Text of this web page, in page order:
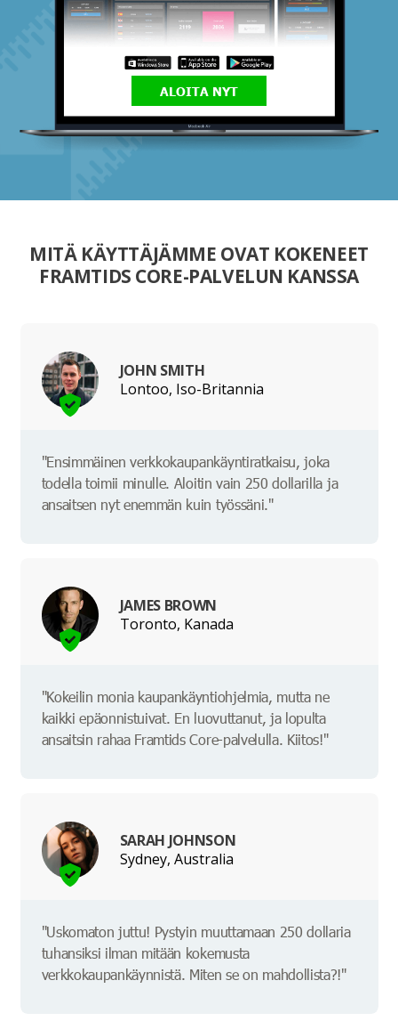
ALOITA NYT
MITÄ KÄYTTÄJÄMME OVAT KOKENEET
FRAMTIDS CORE-PALVELUN KANSSA
JOHN SMITH
Lontoo, Iso-Britannia
"Ensimmäinen verkkokaupankäyntiratkaisu, joka
todella toimii minulle. Aloitin vain 250 dollarilla ja
ansaitsen nyt enemmän kuin työssäni."
JAMES BROWN
Toronto, Kanada
"Kokeilin monia kaupankäyntiohjelmia, mutta ne
kaikki epäonnistuivat. En luovuttanut, ja lopulta
ansaitsin rahaa Framtids Core-palvelulla. Kiitos!"
SARAH JOHNSON
Sydney, Australia
"Uskomaton juttu! Pystyin muuttamaan 250 dollaria
tuhansiksi ilman mitään kokemusta
verkkokaupankäynnistä. Miten se on mahdollista?!"